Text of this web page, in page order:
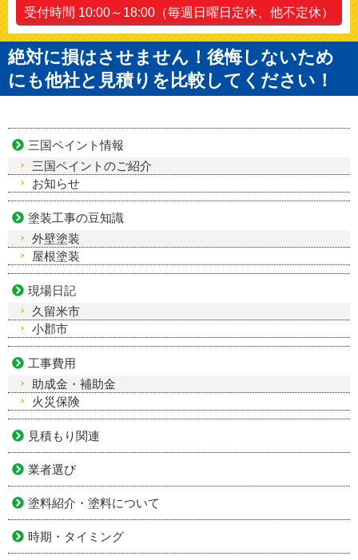
受付時間 10:00～18:00（毎週日曜日定休、他不定休）
絶対に損はさせません！後悔しないため
にも他社と見積りを比較してください！
三国ペイント情報
三国ペイントのご紹介
お知らせ
塗装工事の豆知識
外壁塗装
屋根塗装
現場日記
久留米市
小郡市
工事費用
助成金・補助金
火災保険
見積もり関連
業者選び
塗料紹介・塗料について
時期・タイミング